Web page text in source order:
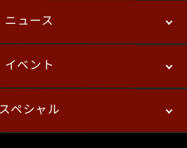
バトル
ニュース
パッチノート
イベント
プレイヤーズ
スペシャル